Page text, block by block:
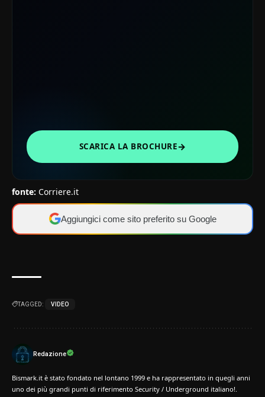
SCARICA LA BROCHURE→
fonte: Corriere.it
Aggiungici come sito preferito su Google
TAGGED: VIDEO
Redazione
Bismark.it è stato fondato nel lontano 1999 e ha rappresentato in quegli anni
uno dei più grandi punti di riferimento Security / Underground italiano!.